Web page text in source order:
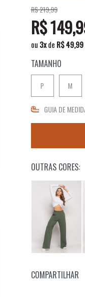
R$ 219,99
R$
ou 3xde R$ 49,99
TAMANHO
P M
GUIA DE
OUTRAS CORES:
COMPARTILHAR